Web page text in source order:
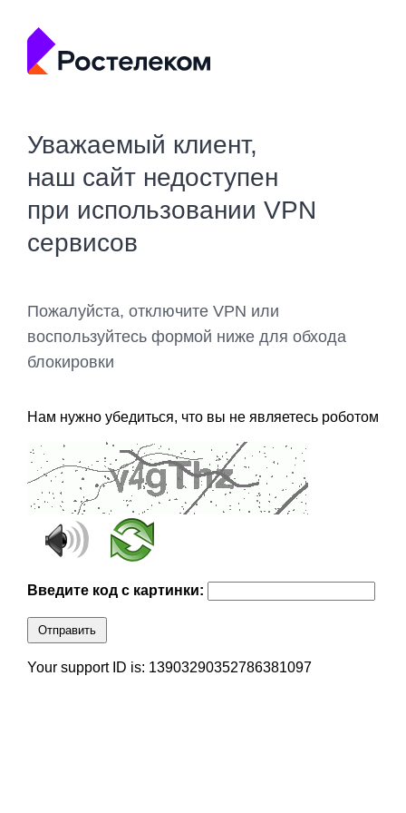
Уважаемый клиент,
наш сайт недоступен
при использовании VPN
сервисов
Пожалуйста, отключите VPN или
воспользуйтесь формой ниже для обхода
блокировки
Нам нужно убедиться, что вы не являетесь роботом
Введите код с картинки:
Отправить
Your support ID is: 13903290352786381097